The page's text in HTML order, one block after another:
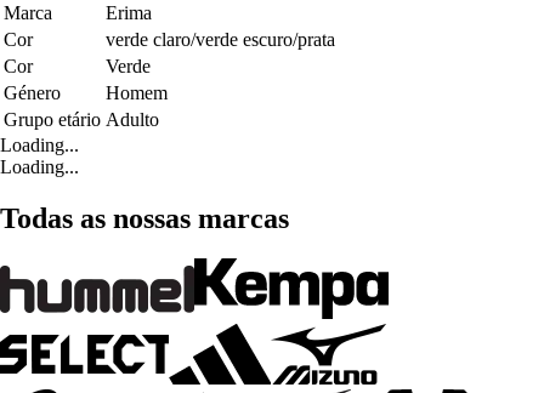
Marca
Erima
Cor
verde claro/verde escuro/prata
Cor
Verde
Género
Homem
Grupo etário Adulto
Loading...
Loading...
Todas as nossas marcas